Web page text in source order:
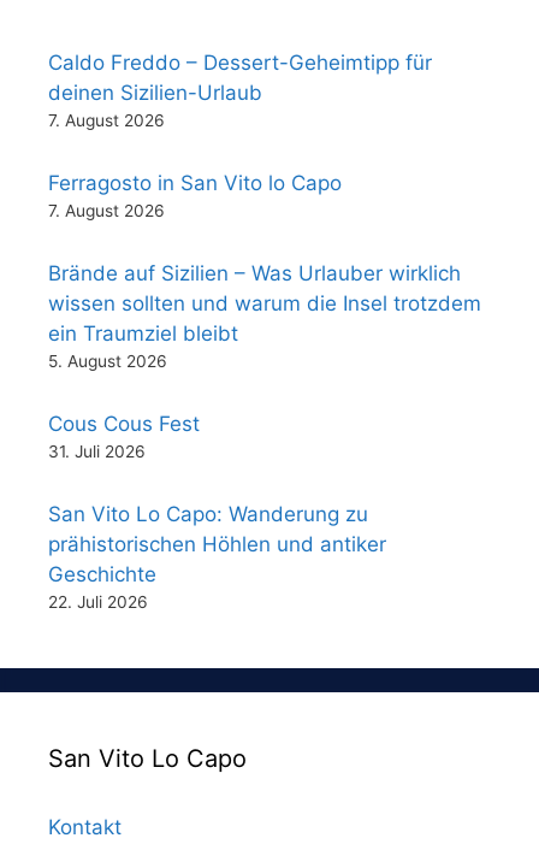
Caldo Freddo – Dessert-Geheimtipp für
deinen Sizilien-Urlaub
7. August 2026
Ferragosto in San Vito lo Capo
7. August 2026
Brände auf Sizilien – Was Urlauber wirklich
wissen sollten und warum die Insel trotzdem
ein Traumziel bleibt
5. August 2026
Cous Cous Fest
31. Juli 2026
San Vito Lo Capo: Wanderung zu
prähistorischen Höhlen und antiker
Geschichte
22. Juli 2026
San Vito Lo Capo
Kontakt